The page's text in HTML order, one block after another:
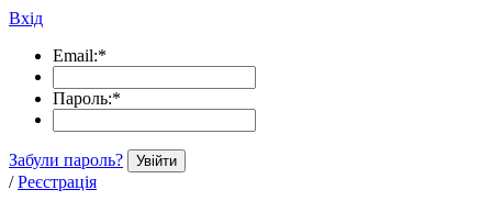
Вхід
Email:*
Пароль:*
Забули пароль? Увійти
/ Реєстрація